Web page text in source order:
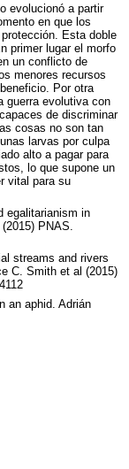
evolucionó a partir
en que los
Esta doble
primer lugar el morfo
un conflicto de
menores recursos
Por otra
guerra evolutiva con
de discriminar
cosas no son tan
larvas por culpa
alto a pagar para
lo que supone un
vital para su
egalitarianism in
PNAS.
streams and rivers
C. Smith et al (2015)
an aphid. Adrián